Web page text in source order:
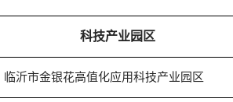
科技产业园区
临沂市金银花高值化应用科技产业园区